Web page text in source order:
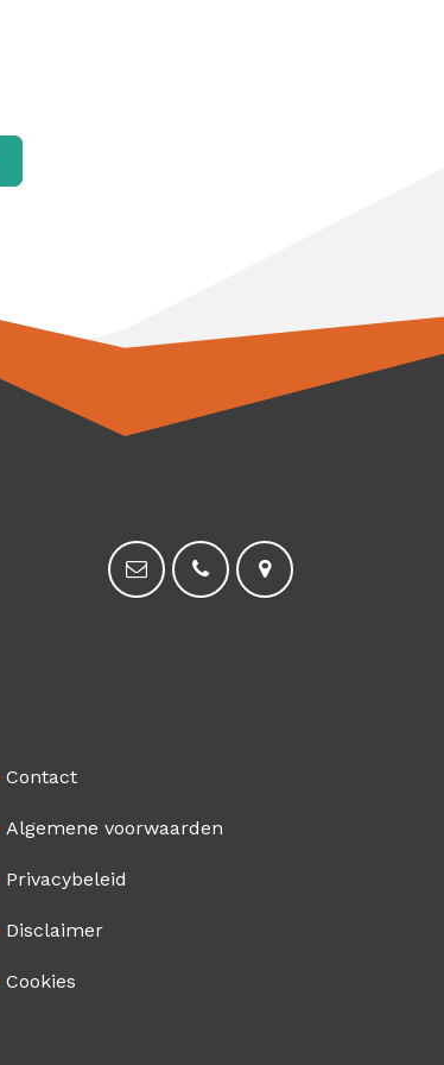
Contact
Algemene voorwaarden
Privacybeleid
Disclaimer
Cookies